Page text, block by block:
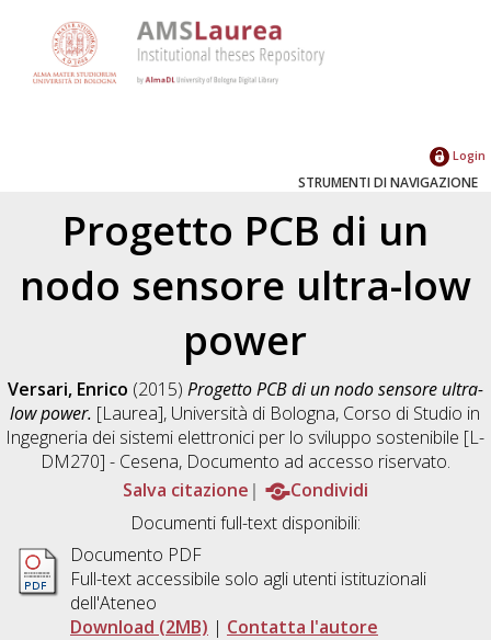
Login
STRUMENTI DI NAVIGAZIONE
Progetto PCB di un
nodo sensore ultra-low
power
Versari, Enrico (2015) Progetto PCB di un nodo sensore ultra-
low power. [Laurea], Università di Bologna, Corso di Studio in
Ingegneria dei sistemi elettronici per lo sviluppo sostenibile [L-
DM270] - Cesena, Documento ad accesso riservato.
Salva citazione
Condividi
Documenti full-text disponibili:
Documento PDF
Full-text accessibile solo agli utenti istituzionali
dell'Ateneo
Download (2MB) | Contatta l'autore